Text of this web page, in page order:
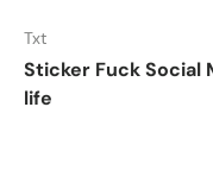
Txt
Sticker Fuck Social
life